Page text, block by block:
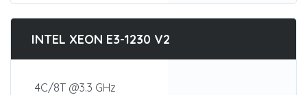
INTEL XEON E3-1230 V2
4C/8T @3.3 GHz